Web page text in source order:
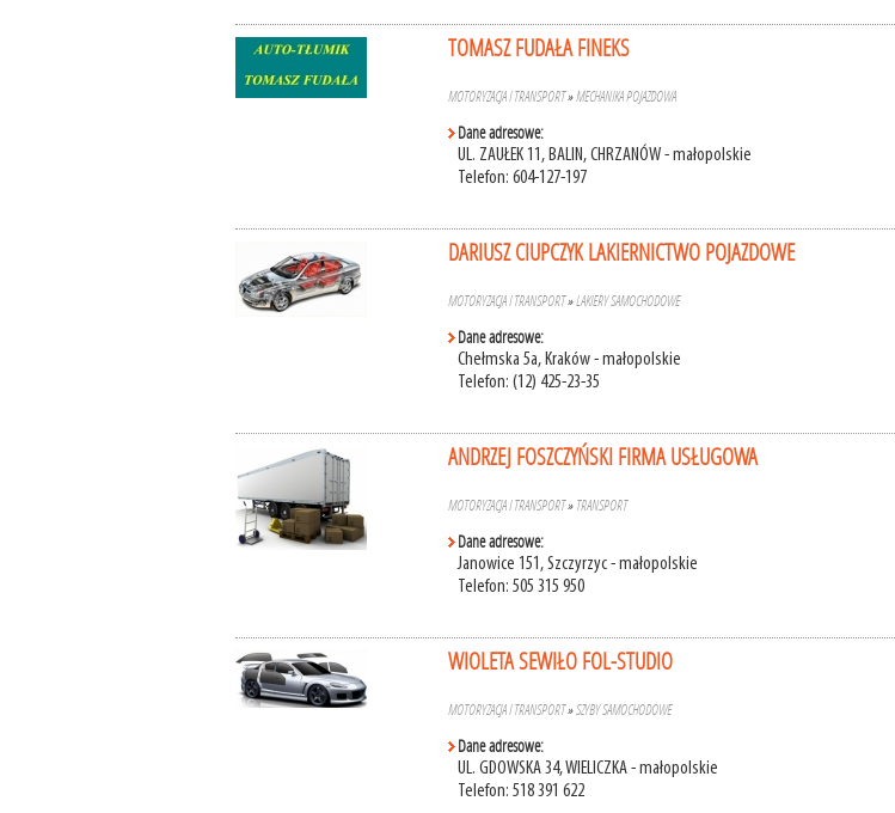
TOMASZ FUDAŁA FINEKS
MOTORYZACJA I TRANSPORT»MECHANIKA POJAZDOWA
Dane adresowe:
UL. ZAUŁEK 11, BALIN, CHRZANÓW - małopolskie
Telefon: 604-127-197
DARIUSZ CIUPCZYK LAKIERNICTWO POJAZDOWE
MOTORYZACJA I TRANSPORT»LAKIERY SAMOCHODOWE
Dane adresowe:
Chełmska 5a, Kraków - małopolskie
Telefon: (12) 425-23-35
ANDRZEJ FOSZCZYŃSKI FIRMA USŁUGOWA
MOTORYZACJA I TRANSPORT» TRANSPORT
Dane adresowe:
Janowice 151, Szczyrzyc - małopolskie
Telefon: 505 315 950
WIOLETA SEWIŁO FOL-STUDIO
MOTORYZACJA I TRANSPORT»SZYBY SAMOCHODOWE
Dane adresowe:
UL. GDOWSKA 34, WIELICZKA - małopolskie
Telefon: 518 391 622